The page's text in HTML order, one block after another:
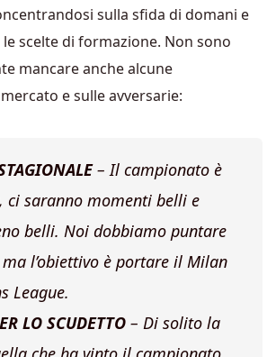
sulla sfida di domani e
scelte di formazione. Non sono
mancare anche alcune
e sulle avversarie:
– Il campionato è
ci saranno momenti belli e
belli. Noi dobbiamo puntare
l’obiettivo è portare il Milan
League.
LO SCUDETTO – Di solito la